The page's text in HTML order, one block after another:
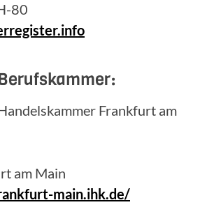
80
Frankfurt am
am Main
main.ihk.de/